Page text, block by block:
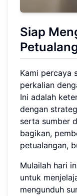
Siap
Kami percaya
perkalian
Ini adalah
dengan
serta sumber
bagikan,
petualangan,
Mulailah hari
untuk
mengunduh